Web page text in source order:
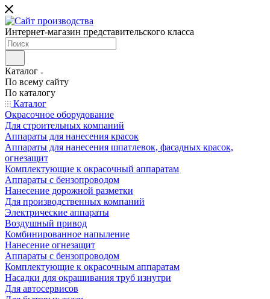
Интернет-магазин представительского класса
Каталог
По всему сайту
По каталогу
Каталог
Окрасочное оборудование
Для строительных компаний
Аппараты для нанесения красок
Аппараты для нанесения шпатлевок, фасадных красок,
огнезащит
Комплектующие к окрасочный аппаратам
Аппараты с бензопроводом
Нанесение дорожной разметки
Для производственных компаний
Электрические аппараты
Воздушный привод
Комбинированное напыление
Нанесение огнезащит
Аппараты с бензопроводом
Комплектующие к окрасочным аппаратам
Насадки для окрашивания труб изнутри
Для автосервисов